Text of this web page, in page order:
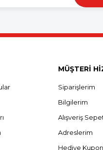
MÜŞTERİ
Siparişlerim
Bilgilerim
Alışveriş
Adreslerim
Hediye